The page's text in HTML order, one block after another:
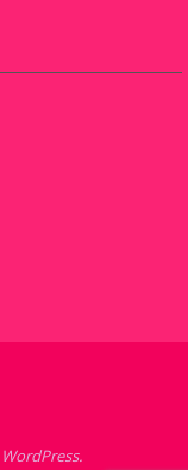
WordPress.